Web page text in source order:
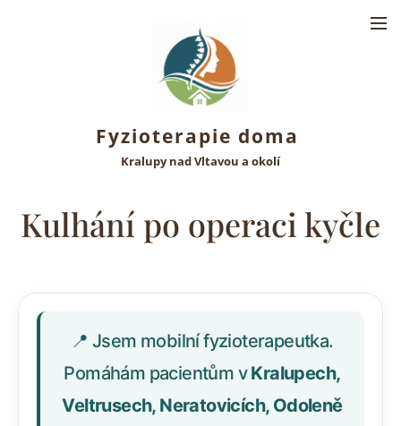
Fyzioterapie doma
Kralupy nad Vltavou a okolí
Kulhání po operaci kyčle
📍 Jsem mobilní fyzioterapeutka.
Pomáhám pacientům vKralupech,
Veltrusech, Neratovicích, Odoleně